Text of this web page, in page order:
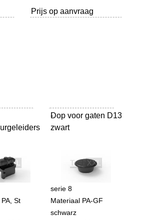
Prijs op aanvraag
St
Dop voor gaten D13
zwart
-
serie 8
Materiaal PA-GF
schwarz